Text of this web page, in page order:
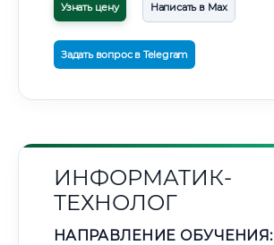
Узнать цену Написать в Max
Задать вопрос в Telegram
ИНФОРМАТИК-
ТЕХНОЛОГ
НАПРАВЛЕНИЕ ОБУЧЕНИЯ: